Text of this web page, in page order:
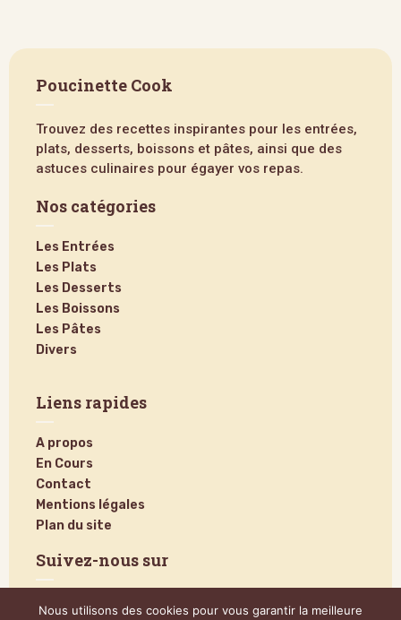
Poucinette Cook
Trouvez des recettes inspirantes pour les entrées,
plats, desserts, boissons et pâtes, ainsi que des
astuces culinaires pour égayer vos repas.
Nos catégories
Les Entrées
Les Plats
Les Desserts
Les Boissons
Les Pâtes
Divers
Liens rapides
A propos
En Cours
Contact
Mentions légales
Plan du site
Suivez-nous sur
Nous utilisons des cookies pour vous garantir la meilleure